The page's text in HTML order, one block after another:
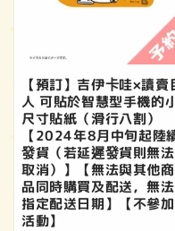
【預訂】吉伊卡哇×讀賣
人 可貼於智慧型手機的
尺寸貼紙（滑行八割）
【2024年8月中旬起陸
發貨（若延遲發貨則無法
取消）】【無法與其他商
品同時購買及配送，無法
指定配送日期】【不參加
活動】